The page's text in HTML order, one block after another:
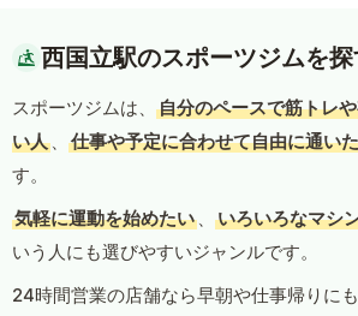
西国立駅のスポーツジムを
スポーツジムは、
自分のペースで筋トレ
い人 、 仕事や予定に合わせて自由に通い
す。
気軽に運動を始めたい 、 いろいろなマシ
いう人にも選びやすいジャンルです。
24時間営業の店舗なら早朝や仕事帰りに